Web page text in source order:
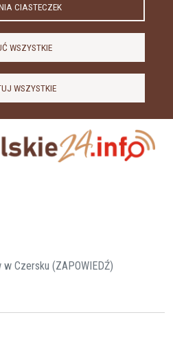
CIASTECZEK
WSZYSTKIE
WSZYSTKIE
Czersku (ZAPOWIEDŹ)